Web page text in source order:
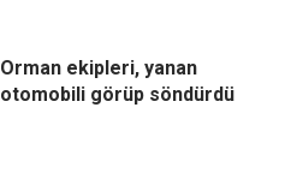
Orman ekipleri, yanan
otomobili görüp söndürdü